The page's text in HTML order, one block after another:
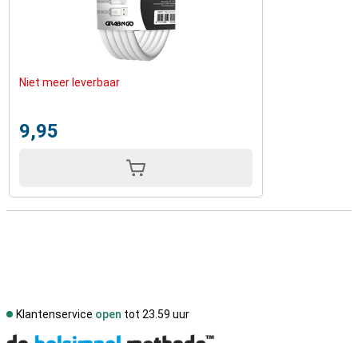
Niet meer leverbaar
9,95
Klantenservice open tot 23.59 uur